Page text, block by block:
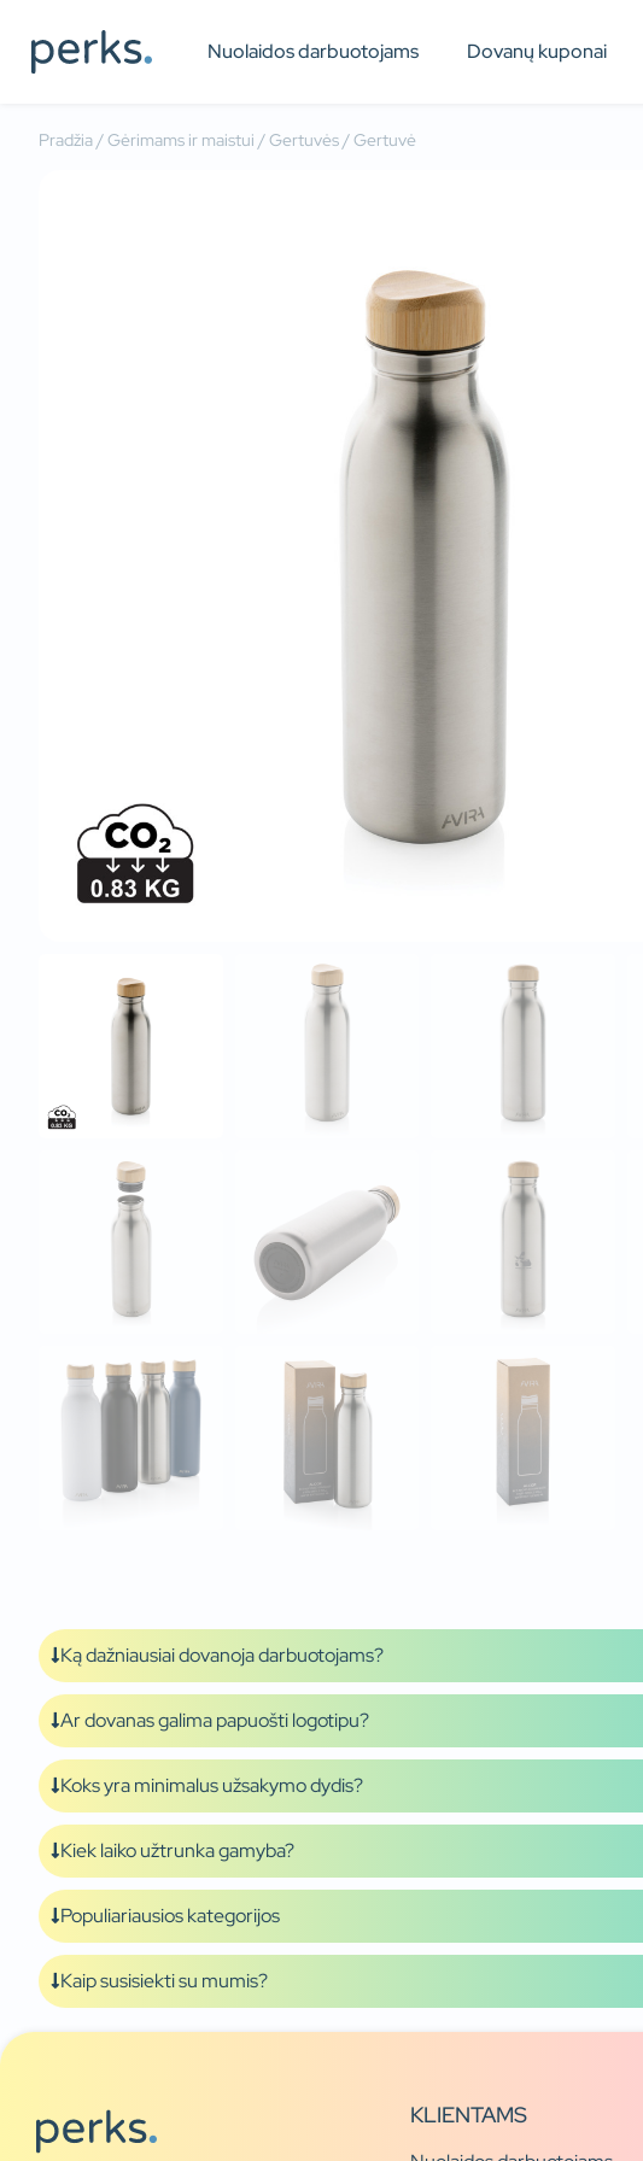
Nuolaidos darbuotojams Dovanų kuponai
Pradžia/Gėrimams ir maistui /Gertuvės/ Gertuvė
Ką dažniausiai dovanoja darbuotojams?
Ar dovanas galima papuošti logotipu?
Koks yra minimalus užsakymo dydis?
Kiek laiko užtrunka gamyba?
Populiariausios kategorijos
Kaip susisiekti su mumis?
KLIENTAMS